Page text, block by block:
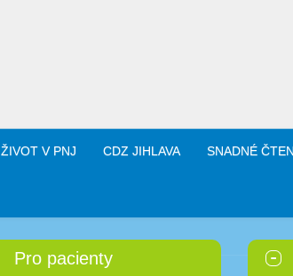
ŽIVOT V PNJ CDZ JIHLAVA SNADNÉ
Pro pacienty